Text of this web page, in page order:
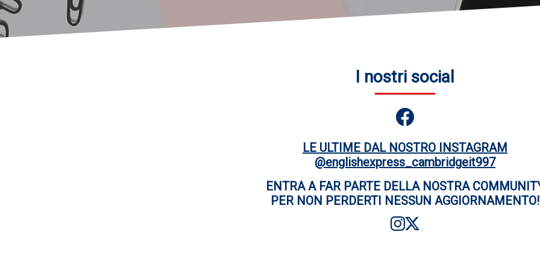
I nostri social
LE ULTIME DAL NOSTRO INSTAGRAM
@englishexpress_cambridgeit997
ENTRA A FAR PARTE DELLA NOSTRA
PER NON PERDERTI NESSUN AGGIORNAMENTO!